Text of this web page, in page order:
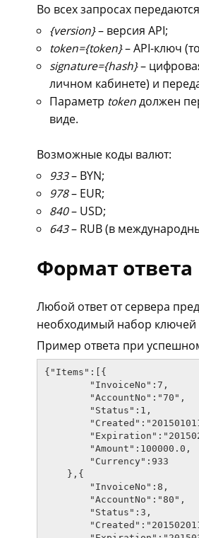
Во всех запросах
{version}– версия API;
token={token}– API-ключ
signature={hash}–
личном кабинете) и
Параметр tokenдолжен
виде.
Возможные коды валют:
933– BYN;
978– EUR;
840– USD;
643– RUB (в
Формат ответа
Любой ответ от сервера
необходимый набор ключей
Пример ответа при
{"Items":[{
        "InvoiceNo":7,
        "AccountNo":"70",
        "Status":1,
        "Amount":100000.0,
        "Currency":933
    },{
        "InvoiceNo":8,
        "AccountNo":"80",
        "Status":3,